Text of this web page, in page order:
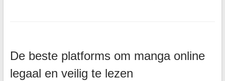
De beste platforms om manga online
legaal en veilig te lezen